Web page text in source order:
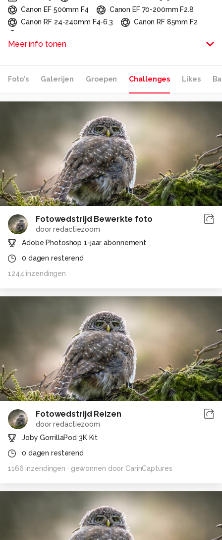
Canon EF 500mm F4
Canon EF 70-200mm F2.8
Canon RF 24-240mm F4-6.3
Canon RF 85mm F2
Canon EF Extender 1.4
Alle rechten voorbehouden
Meer info tonen
Foto's Galerijen Groepen Challenges Likes
Fotowedstrijd Bewerkte foto
doorredactiezoom
Adobe Photoshop 1-jaar abonnement
0 dagen resterend
1244 inzendingen
Fotowedstrijd Reizen
doorredactiezoom
Joby GorrillaPod 3K Kit
0 dagen resterend
1166 inzendingen · gewonnen door CarinCaptures